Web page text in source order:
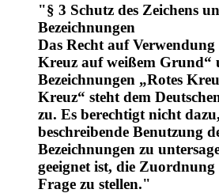
"§ 3 Schutz des Zeichens
Bezeichnungen
Das Recht auf Verwendung
Kreuz auf weißem Grund“
Bezeichnungen „Rotes
Kreuz“ steht dem
zu. Es berechtigt nicht
beschreibende Benutzung
Bezeichnungen zu
geeignet ist, die Zuordnung
Frage zu stellen."